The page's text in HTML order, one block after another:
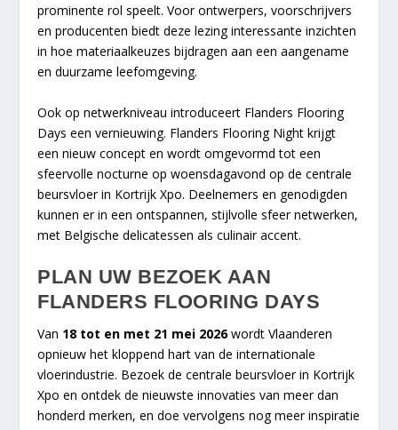
prominente rol speelt. Voor ontwerpers, voorschrijvers
en producenten biedt deze lezing interessante inzichten
in hoe materiaalkeuzes bijdragen aan een aangename
en duurzame leefomgeving.
Ook op netwerkniveau introduceert Flanders Flooring
Days een vernieuwing. Flanders Flooring Night krijgt
een nieuw concept en wordt omgevormd tot een
sfeervolle nocturne op woensdagavond op de centrale
beursvloer in Kortrijk Xpo. Deelnemers en genodigden
kunnen er in een ontspannen, stijlvolle sfeer netwerken,
met Belgische delicatessen als culinair accent.
PLAN UW BEZOEK AAN
FLANDERS FLOORING DAYS
Van 18 tot en met 21 mei 2026wordt Vlaanderen
opnieuw het kloppend hart van de internationale
vloerindustrie. Bezoek de centrale beursvloer in Kortrijk
Xpo en ontdek de nieuwste innovaties van meer dan
honderd merken, en doe vervolgens nog meer inspiratie